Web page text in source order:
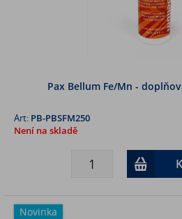
Pax Bellum Fe/Mn -
Art: PB-PBSFM250
Není na skladě
Novinka